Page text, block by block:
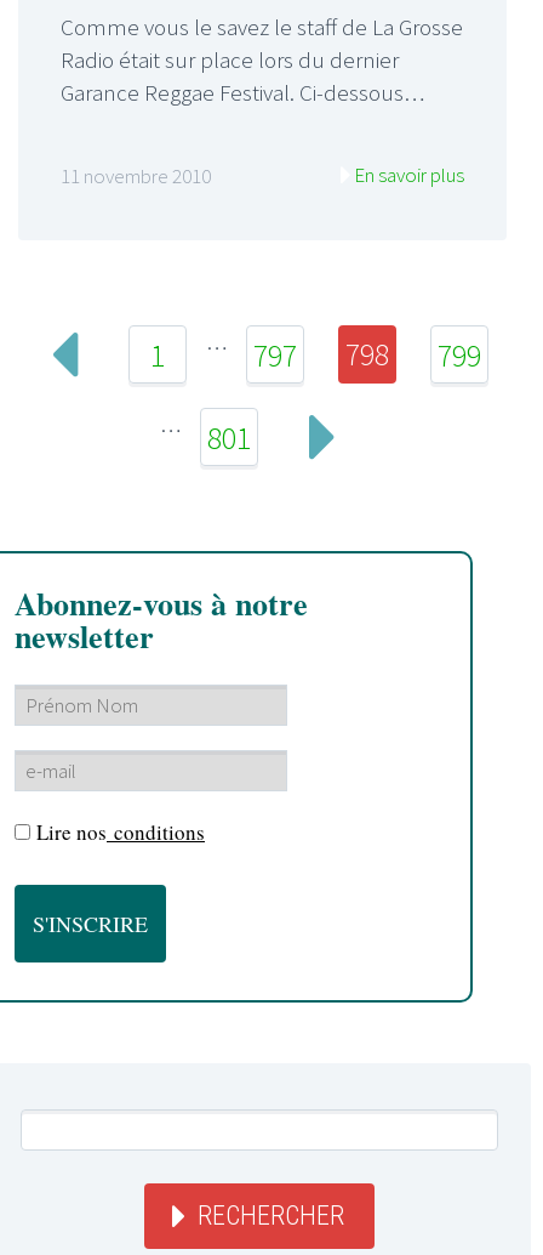
Comme vous le savez le staff de La Grosse
Radio était sur place lors du dernier
Garance Reggae Festival. Ci-dessous…
11 novembre 2010 En savoir plus
1 … 797 798 799
… 801
Abonnez-vous à notre
newsletter
Lire nos conditions
RECHERCHER